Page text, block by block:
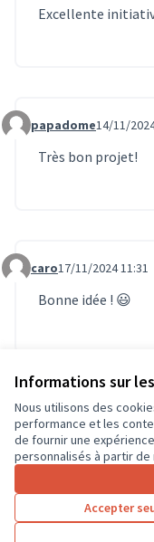
Informations sur
Nous utilisons des
performance et les
de fournir une
personnalisés à partir de
Accepter
Excellente
Commentaire 1186
papadome14/11/
Très bon projet!
Commentaire 1220
caro17/11/2024 11:31
Bonne idée ! 😃
Commentaire
commentaire.